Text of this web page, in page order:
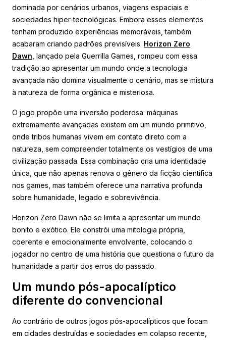
dominada por cenários urbanos, viagens espaciais e
sociedades hiper-tecnológicas. Embora esses elementos
tenham produzido experiências memoráveis, também
acabaram criando padrões previsíveis. Horizon Zero
Dawn , lançado pela Guerrilla Games, rompeu com essa
tradição ao apresentar um mundo onde a tecnologia
avançada não domina visualmente o cenário, mas se mistura
à natureza de forma orgânica e misteriosa.
O jogo propõe uma inversão poderosa: máquinas
extremamente avançadas existem em um mundo primitivo,
onde tribos humanas vivem em contato direto com a
natureza, sem compreender totalmente os vestígios de uma
civilização passada. Essa combinação cria uma identidade
única, que não apenas renova o gênero da ficção científica
nos games, mas também oferece uma narrativa profunda
sobre humanidade, legado e sobrevivência.
Horizon Zero Dawn não se limita a apresentar um mundo
bonito e exótico. Ele constrói uma mitologia própria,
coerente e emocionalmente envolvente, colocando o
jogador no centro de uma história que questiona o futuro da
humanidade a partir dos erros do passado.
Um mundo pós-apocalíptico
diferente do convencional
Ao contrário de outros jogos pós-apocalípticos que focam
em cidades destruídas e sociedades em colapso recente,